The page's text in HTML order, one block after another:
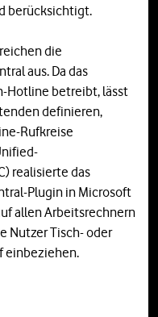
berücksichtigt.
die
aus. Da das
Hotline betreibt, lässt
definieren,
Rufkreise
realisierte das
Plugin in Microsoft
allen Arbeitsrechnern
Nutzer Tisch- oder
einbeziehen.